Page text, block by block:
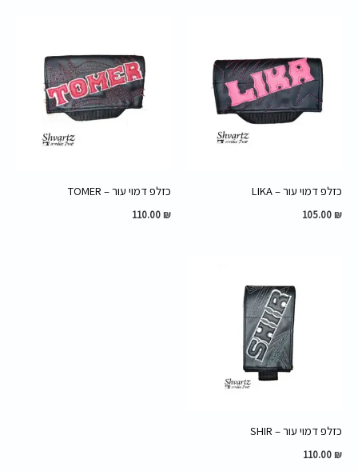
כזלפ דמוי עור – LIKA
105.00 ₪
כזלפ דמוי עור – TOMER
110.00 ₪
כזלפ דמוי עור – SHIR
110.00 ₪